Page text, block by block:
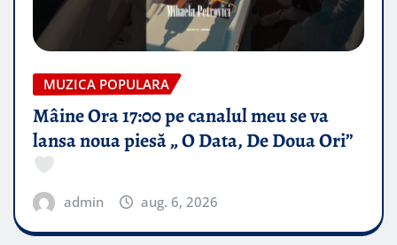
MUZICA POPULARA
Mâine Ora 17:00 pe canalul meu se va
lansa noua piesă „ O Data, De Doua Ori”
admin aug. 6, 2026